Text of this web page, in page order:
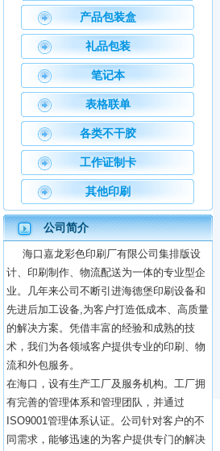
产品包装盒
礼品包装
笔记本
表格联单
各类不干胶
工作证制卡
其他印刷
公司简介
海口嘉龙彩色印刷厂有限公司集排版设
计、印刷制作、物流配送为一体的专业型企
业。几年来公司不断引进海德堡印刷设备和
先进后加工设备,为客户打造低成本、高质量
的解决方案。凭借丰富的经验和成熟的技
术，我们为各领域客户提供专业的印刷、物
流和外包服务。
在海口，设有生产工厂及服务机构。工厂拥
有完善的管理体系和管理团队，并通过
ISO9001管理体系认证。公司针对客户的不
同需求，能够迅速的为客户提供专门的解决